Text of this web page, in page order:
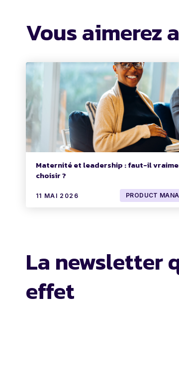
Vous aimerez
Maternité et leadership : faut-il
choisir ?
11 MAI 2026 PRODUCT
La newsletter
effet